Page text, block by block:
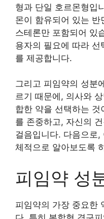
형과 단일 호르몬형입
몬이 함유되어 있는 반
스테론만 포함되어 있
용자의 필요에 따라 선
를 제공합니다.
그리고 피임약의 성분
르기 때문에, 의사와
합한 약을 선택하는 것
를 존중하고, 자신의
걸음입니다. 다음으로
체적으로 알아보도록
피임약 성
피임약의 가장 중요한